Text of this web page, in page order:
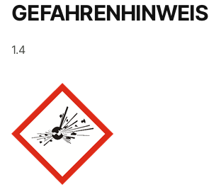
GEFAHRENHINWEIS
1.4